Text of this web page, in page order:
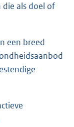
die als doel of
een breed